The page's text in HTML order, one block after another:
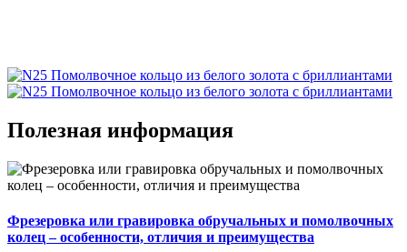
Полезная информация
Фрезеровка или гравировка обручальных и помолвочных
колец – особенности, отличия и преимущества